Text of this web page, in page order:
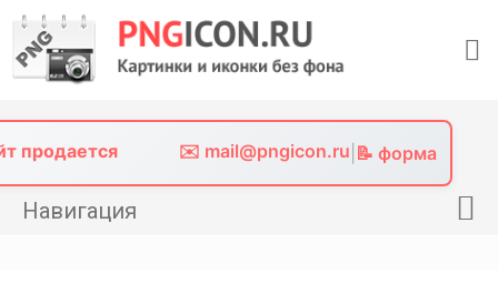
content
продается ✉️ mail@pngicon.ru 📝 форма
Навигация